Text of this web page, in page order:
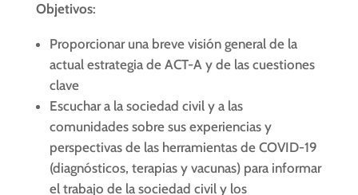
Objetivos:
Proporcionar una breve visión general de la
actual estrategia de ACT-A y de las cuestiones
clave
Escuchar a la sociedad civil y a las
comunidades sobre sus experiencias y
perspectivas de las herramientas de COVID-19
(diagnósticos, terapias y vacunas) para informar
el trabajo de la sociedad civil y los